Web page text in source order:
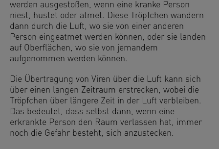
werden ausgestoßen, wenn eine kranke Person
niest, hustet oder atmet. Diese Tröpfchen wandern
dann durch die Luft, wo sie von einer anderen
Person eingeatmet werden können, oder sie landen
auf Oberflächen, wo sie von jemandem
aufgenommen werden können.
Die Übertragung von Viren über die Luft kann sich
über einen langen Zeitraum erstrecken, wobei die
Tröpfchen über längere Zeit in der Luft verbleiben.
Das bedeutet, dass selbst dann, wenn eine
erkrankte Person den Raum verlassen hat, immer
noch die Gefahr besteht, sich anzustecken.